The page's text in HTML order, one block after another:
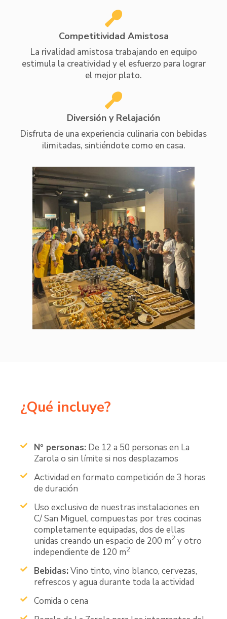
Competitividad Amistosa
La rivalidad amistosa trabajando en equipo
estimula la creatividad y el esfuerzo para lograr
el mejor plato.
Diversión y Relajación
Disfruta de una experiencia culinaria con bebidas
ilimitadas, sintiéndote como en casa.
¿Qué incluye?
Nº personas:De 12 a 50 personas en La
Zarola o sin límite si nos desplazamos
Actividad en formato competición de 3 horas
de duración
Uso exclusivo de nuestras instalaciones en
C/ San Miguel, compuestas por tres cocinas
completamente equipadas, dos de ellas
unidas creando un espacio de 200 m2y otro
independiente de 120 m2
Bebidas:Vino tinto, vino blanco, cervezas,
refrescos y agua durante toda la actividad
Comida o cena